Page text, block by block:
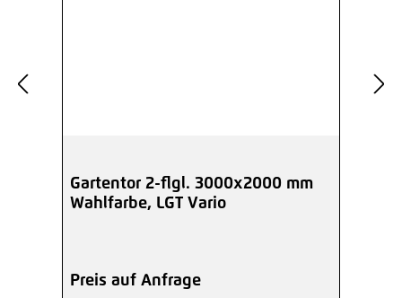
Gartentor 2-flgl. 3000x2000 mm
Wahlfarbe, LGT Vario
Preis auf Anfrage